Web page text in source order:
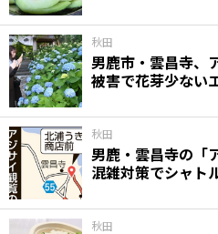
秋田
男鹿市・雲昌寺、
被害で花芽少ない
秋田
男鹿・雲昌寺の「
混雑対策でシャト
秋田